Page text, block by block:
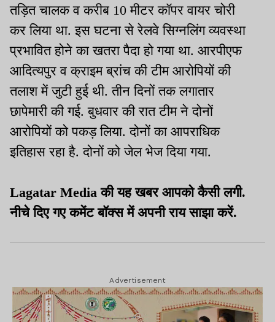
तड़ित चालक व करीब 10 मीटर कॉपर वायर चोरी
कर लिया था. इस घटना से रेलवे सिग्नलिंग व्यवस्था
प्रभावित होने का खतरा पैदा हो गया था. आरपीएफ
आदित्यपुर व क्राइम ब्रांच की टीम आरोपियों की
तलाश में जुटी हुई थी. तीन दिनों तक लगातार
छापेमारी की गई. बुधवार की रात टीम ने दोनों
आरोपियों को पकड़ लिया. दोनों का आपराधिक
इतिहास रहा है. दोनों को जेल भेज दिया गया.
Lagatar Media की यह खबर आपको कैसी लगी.
नीचे दिए गए कमेंट बॉक्स में अपनी राय साझा करें.
Advertisement